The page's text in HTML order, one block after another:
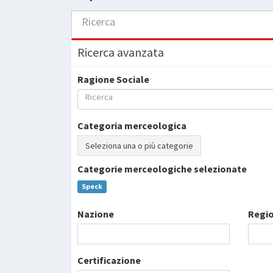
Ricerca
Ricerca avanzata
Ragione Sociale
Ricerca
Categoria merceologica
Seleziona una o più categorie
Categorie merceologiche selezionate
Speck
Nazione
Certificazione